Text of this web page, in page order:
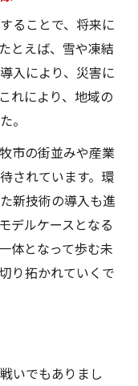
興の歴史
ることで、将来に
とえば、雪や凍結
入により、災害に
れにより、地域の
。
市の街並みや産業
されています。環
新技術の導入も進
デルケースとなる
体となって歩む未
り拓かれていくで
いでもありまし